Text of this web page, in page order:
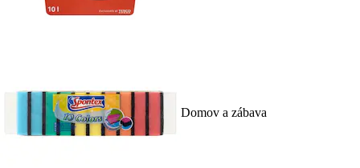
Domov a zábava